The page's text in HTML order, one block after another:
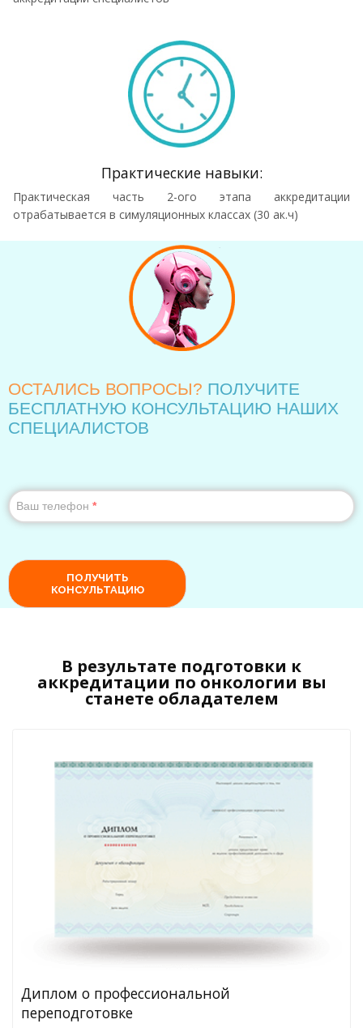
Практические навыки:
Практическая часть 2-ого этапа аккредитации
отрабатывается в симуляционных классах (30 ак.ч)
В результате подготовки к
аккредитации по онкологии вы
станете обладателем
Диплом о профессиональной
переподготовке